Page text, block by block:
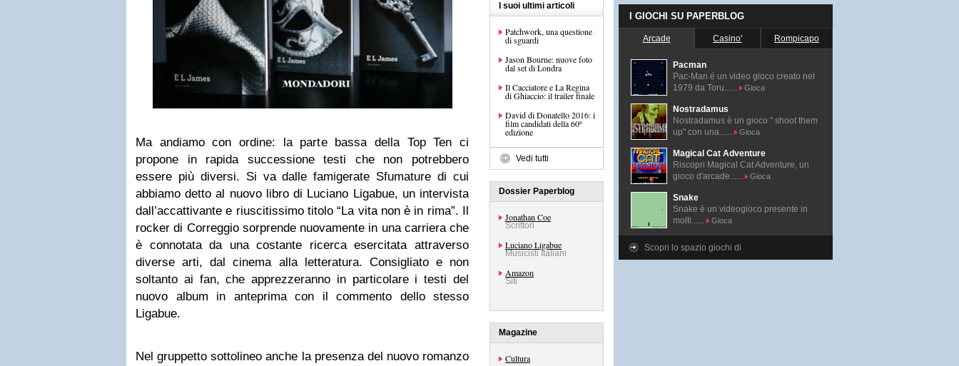
Ma andiamo con ordine: la parte bassa della Top Ten ci
propone in rapida successione testi che non potrebbero
essere più diversi. Si va dalle famigerate Sfumature di cui
abbiamo detto al nuovo libro di Luciano Ligabue, un intervista
dall’accattivante e riuscitissimo titolo “La vita non è in rima”. Il
rocker di Correggio sorprende nuovamente in una carriera che
è connotata da una costante ricerca esercitata attraverso
diverse arti, dal cinema alla letteratura. Consigliato e non
soltanto ai fan, che apprezzeranno in particolare i testi del
nuovo album in anteprima con il commento dello stesso
Ligabue.
Nel gruppetto sottolineo anche la presenza del nuovo romanzo
I suoi ultimi articoli
Patchwork, una questione
di sguardi
Jason Bourne: nuove foto
dal set di Londra
Il Cacciatore e La Regina
di Ghiaccio: il trailer finale
David di Donatello 2016: i
film candidati della 60ª
edizione
Vedi tutti
Dossier Paperblog
Jonathan Coe
Scrittori
Luciano Ligabue
Musicisti Italiani
Amazon
Siti
Magazine
Cultura
I GIOCHI SU PAPERBLOG
Arcade Casino' Rompicapo
Pacman
Pac-Man é un video gioco creato nel
1979 da Toru......
Gioca
Nostradamus
Nostradamus è un gioco " shoot them
up" con una......
Gioca
Magical Cat Adventure
Riscopri Magical Cat Adventure, un
gioco d'arcade......
Gioca
Snake
Snake è un videogioco presente in
molti......
Gioca
Scopri lo spazio giochi di